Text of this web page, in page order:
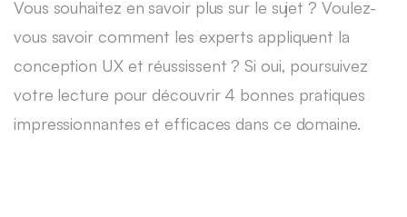
Vous souhaitez en savoir plus sur le sujet ? Voulez-
vous savoir comment les experts appliquent la
conception UX et réussissent ? Si oui, poursuivez
votre lecture pour découvrir 4 bonnes pratiques
impressionnantes et efficaces dans ce domaine.